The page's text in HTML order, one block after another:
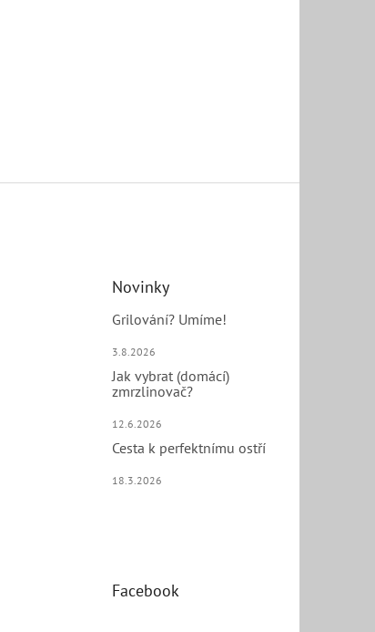
Novinky
Grilování? Umíme!
3.8.2026
Jak vybrat (domácí)
zmrzlinovač?
12.6.2026
Cesta k perfektnímu ostří
18.3.2026
Facebook